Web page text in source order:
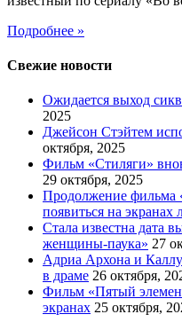
Подробнее »
Свежие новости
Ожидается выход
2025
Джейсон Стэйтем
октября, 2025
Фильм «Стиляги»
29 октября, 2025
Продолжение
появиться на экранах
Стала известна дата
женщины-паука» 27
Адриа Архона и
в драме 26 октября,
Фильм «Пятый
экранах 25 октября,